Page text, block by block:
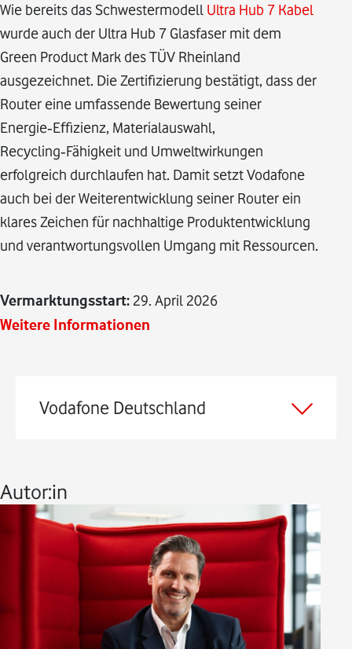
Wie bereits das Schwestermodell Ultra Hub 7 Kabel
wurde auch der Ultra Hub 7 Glasfaser mit dem
Green Product Mark des TÜV Rheinland
ausgezeichnet. Die Zertifizierung bestätigt, dass der
Router eine umfassende Bewertung seiner
Energie‑Effizienz, Materialauswahl,
Recycling‑Fähigkeit und Umweltwirkungen
erfolgreich durchlaufen hat. Damit setzt Vodafone
auch bei der Weiterentwicklung seiner Router ein
klares Zeichen für nachhaltige Produktentwicklung
und verantwortungsvollen Umgang mit Ressourcen.
Vermarktungsstart: 29. April 2026
Weitere Informationen
Vodafone Deutschland
Autor:in